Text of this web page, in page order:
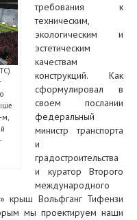
м,
требования к
техническим,
экологическим и
эстетическим
качествам
конструкций. Как
сформулировал в
своем послании
федеральный
министр транспорта
и
градостроительства
и куратор Второго
международного
крыш Вольфганг Тифензи
мы проектируем наши